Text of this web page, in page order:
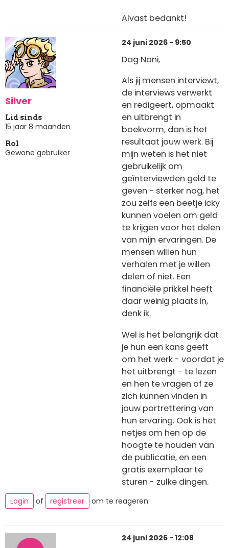
Alvast bedankt!
Silver
Lid sinds
15 jaar 8 maanden
Rol
Gewone gebruiker
24 juni 2026 - 9:50
Dag Noni,
Als jij mensen interviewt,
de interviews verwerkt
en redigeert, opmaakt
en uitbrengt in
boekvorm, dan is het
resultaat jouw werk. Bij
mijn weten is het niet
gebruikelijk om
geïnterviewden geld te
geven - sterker nog, het
zou zelfs een beetje icky
kunnen voelen om geld
te krijgen voor het delen
van mijn ervaringen. De
mensen willen hun
verhalen met je willen
delen of niet. Een
financiële prikkel heeft
daar weinig plaats in,
denk ik.
Wel is het belangrijk dat
je hun een kans geeft
om het werk - voordat je
het uitbrengt - te lezen
en hen te vragen of ze
zich kunnen vinden in
jouw portrettering van
hun ervaring. Ook is het
netjes om hen op de
hoogte te houden van
de publicatie, en een
gratis exemplaar te
sturen - zulke dingen.
Login of registreer om te reageren
24 juni 2026 - 12:08